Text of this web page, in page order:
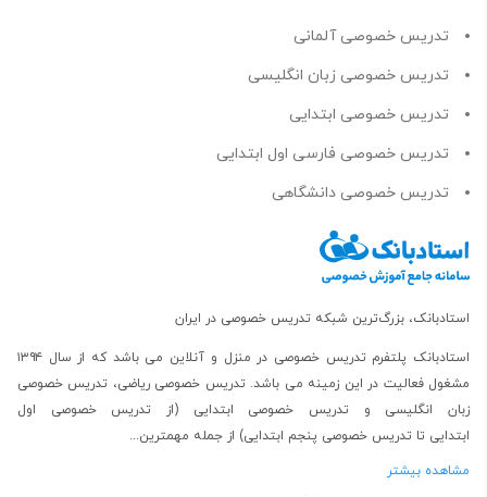
تدریس خصوصی آلمانی
تدریس خصوصی زبان انگلیسی
تدریس خصوصی ابتدایی
تدریس خصوصی فارسی اول ابتدایی
تدریس خصوصی دانشگاهی
استادبانک، بزرگ‌ترین شبکه تدریس خصوصی در ایران
استادبانک پلتفرم تدریس خصوصی در منزل و آنلاین
می باشد که از سال ۱۳۹۴
مشغول فعالیت در این زمینه می باشد.تدریس خصوصی ریاضی، تدریس خصوصی
زبان انگلیسی و تدریس خصوصی ابتدایی (از
تدریس خصوصی اول
ابتدایی تا تدریس خصوصی پنجم ابتدایی) از جمله مهمترین...
مشاهده بیشتر